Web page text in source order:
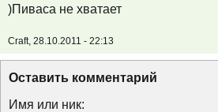
)Пиваса не хватает
Craft, 28.10.2011 - 22:13
Оставить комментарий
Имя или ник: